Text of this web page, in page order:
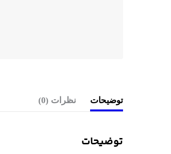
توضیحات نظرات (0)
توضیحات